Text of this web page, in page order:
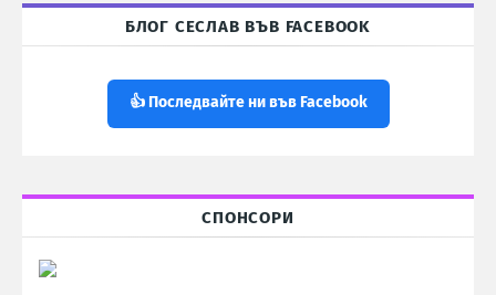
БЛОГ СЕСЛАВ ВЪВ FACEBOOK
👍 Последвайте ни във Facebook
СПОНСОРИ